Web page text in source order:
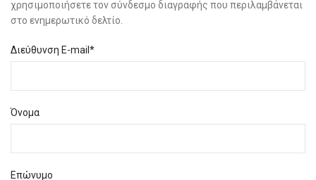
χρησιμοποιήσετε τον σύνδεσμο διαγραφής που περιλαμβάνεται
στο ενημερωτικό δελτίο.
Διεύθυνση E-mail*
Όνομα
Επώνυμο